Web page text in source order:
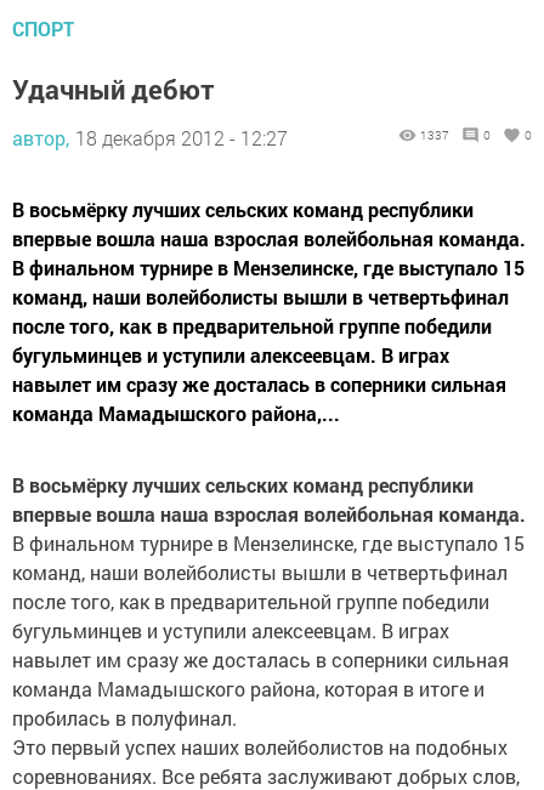
СПОРТ
Удачный дебют
автор, 18 декабря 2012 - 12:27 1337 0 0
В восьмёрку лучших сельских команд республики
впервые вошла наша взрослая волейбольная команда.
В финальном турнире в Мензелинске, где выступало 15
команд, наши волейболисты вышли в четвертьфинал
после того, как в предварительной группе победили
бугульминцев и уступили алексеевцам. В играх
навылет им сразу же досталась в соперники сильная
команда Мамадышского района,...
В восьмёрку лучших сельских команд республики
впервые вошла наша взрослая волейбольная команда.
В финальном турнире в Мензелинске, где выступало 15
команд, наши волейболисты вышли в четвертьфинал
после того, как в предварительной группе победили
бугульминцев и уступили алексеевцам. В играх
навылет им сразу же досталась в соперники сильная
команда Мамадышского района, которая в итоге и
пробилась в полуфинал.
Это первый успех наших волейболистов на подобных
соревнованиях. Все ребята заслуживают добрых слов,